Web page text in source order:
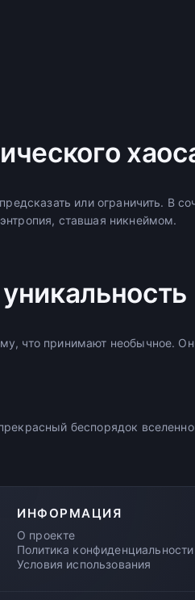
или ограничить. В
ставшая никнеймом.
что принимают необычное.
беспорядок
ИНФОРМАЦИЯ
О проекте
Политика конфиденциальности
Условия использования